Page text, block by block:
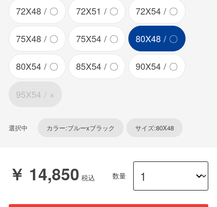
72X48 〇 72X51 〇 72X54 〇
75X48 〇 75X54 〇 80X48 〇
80X54 〇 85X54 〇 90X54 〇
95X54 ×
選択中 カラー:ブルーxブラック サイズ:80X48
￥ 14,850 数量